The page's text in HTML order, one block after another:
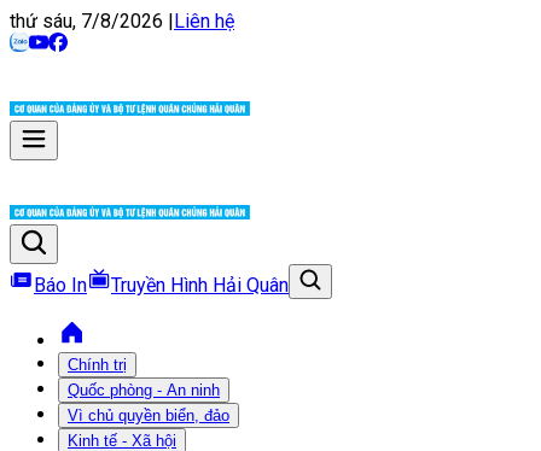
thứ sáu, 7/8/2026 |Liên hệ
Báo In Truyền Hình Hải Quân
Chính trị
Quốc phòng - An ninh
Vì chủ quyền biển, đảo
Kinh tế - Xã hội